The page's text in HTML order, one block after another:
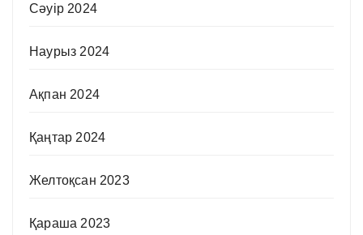
Сәуір 2024
Наурыз 2024
Ақпан 2024
Қаңтар 2024
Желтоқсан 2023
Қараша 2023